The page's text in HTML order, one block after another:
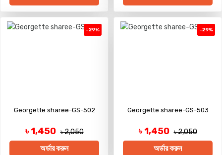
-29%
Georgette sharee-GS-502
৳ 1,450 ৳ 2,050
অর্ডার করুন
-29%
Georgette sharee-GS-503
৳ 1,450 ৳ 2,050
অর্ডার করুন